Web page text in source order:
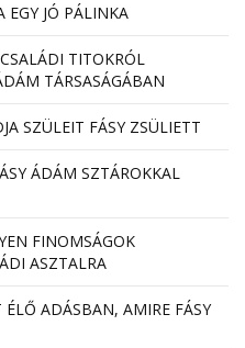
EGY JÓ PÁLINKA
TITOKRÓL
TÁRSASÁGÁBAN
SZÜLEIT FÁSY ZSÜLIETT
ÁDÁM SZTÁROKKAL
FINOMSÁGOK
ASZTALRA
ADÁSBAN, AMIRE FÁSY